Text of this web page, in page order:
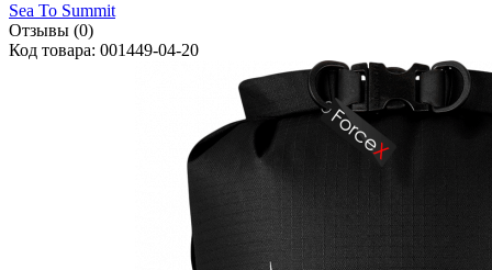
Sea To Summit
Отзывы (0)
Код товара: 001449-04-20